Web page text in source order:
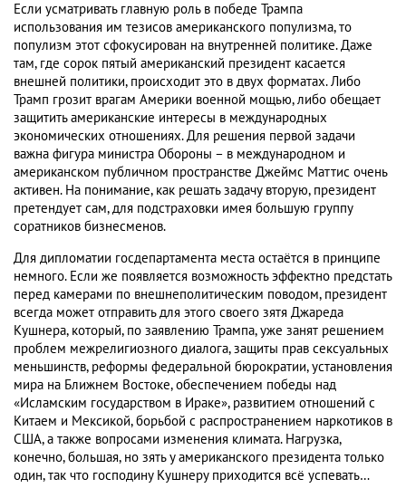
Если усматривать главную роль в победе Трампа
использования им тезисов американского популизма, то
популизм этот сфокусирован на внутренней политике. Даже
там, где сорок пятый американский президент касается
внешней политики, происходит это в двух форматах. Либо
Трамп грозит врагам Америки военной мощью, либо обещает
защитить американские интересы в международных
экономических отношениях. Для решения первой задачи
важна фигура министра Обороны – в международном и
американском публичном пространстве Джеймс Маттис очень
активен. На понимание, как решать задачу вторую, президент
претендует сам, для подстраховки имея большую группу
соратников бизнесменов.
Для дипломатии госдепартамента места остаётся в принципе
немного. Если же появляется возможность эффектно предстать
перед камерами по внешнеполитическим поводом, президент
всегда может отправить для этого своего зятя Джареда
Кушнера, который, по заявлению Трампа, уже занят решением
проблем межрелигиозного диалога, защиты прав сексуальных
меньшинств, реформы федеральной бюрократии, установления
мира на Ближнем Востоке, обеспечением победы над
«Исламским государством в Ираке», развитием отношений с
Китаем и Мексикой, борьбой с распространением наркотиков в
США, а также вопросами изменения климата. Нагрузка,
конечно, большая, но зять у американского президента только
один, так что господину Кушнеру приходится всё успевать…